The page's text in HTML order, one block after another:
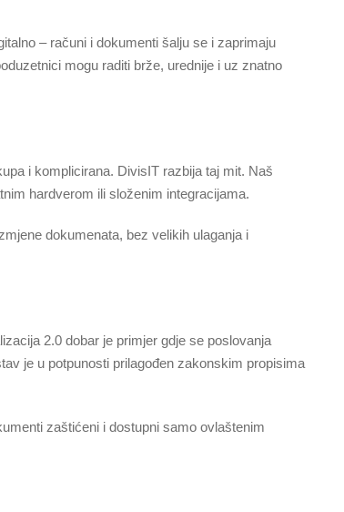
– računi i dokumenti šalju se i zaprimaju
mogu raditi brže, urednije i uz znatno
i komplicirana. DivisIT razbija taj mit. Naš
hardverom ili složenim integracijama.
dokumenata, bez velikih ulaganja i
2.0 dobar je primjer gdje se poslovanja
je u potpunosti prilagođen zakonskim propisima
zaštićeni i dostupni samo ovlaštenim